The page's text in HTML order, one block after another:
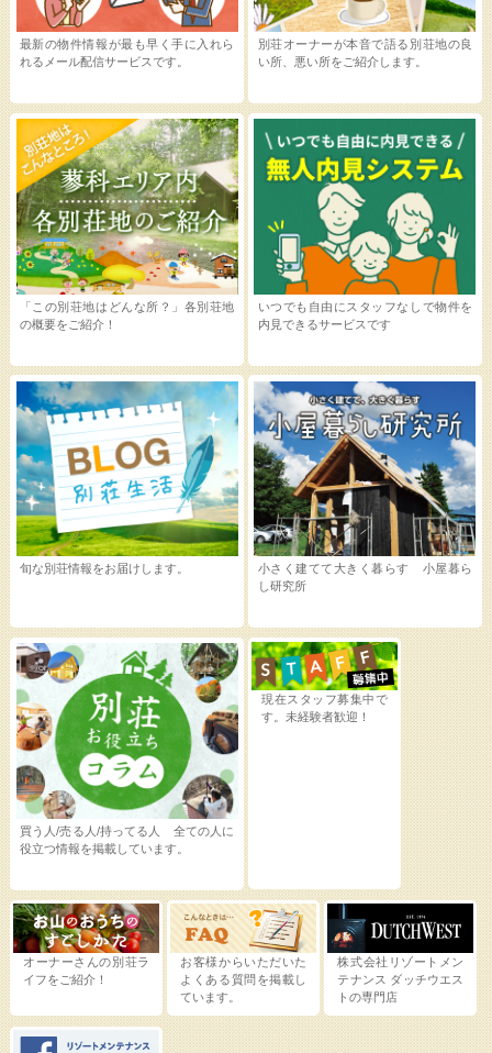
いつでも自由にスタッフなしで物件を
内見できるサービスです
旬な別荘情報をお届けします。
最新の物件情報が最も早く手に入れら
れるメール配信サービスです。
買う人/売る人/持ってる人 全ての人に
役立つ情報を掲載しています。
小さく建てて大きく暮らす 小屋暮ら
し研究所
別荘オーナーが本音で語る別荘地の良
い所、悪い所をご紹介します。
「この別荘地はどんな所？」各別荘地
の概要をご紹介！
現在スタッフ募集中で
す。未経験者歓迎！
オーナーさんの別荘ラ
イフをご紹介！
お客様からいただいた
よくある質問を掲載し
ています。
株式会社リゾートメン
テナンス ダッチウエス
トの専門店